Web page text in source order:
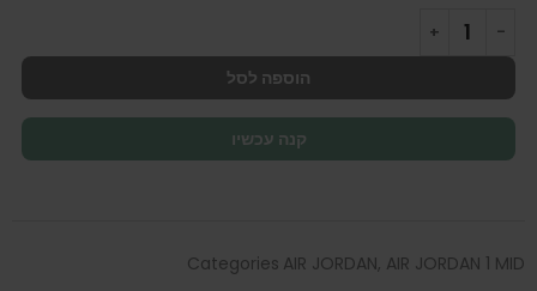
הוספה לסל
קנה עכשיו
Categories AIR JORDAN, AIR JORDAN 1 MID